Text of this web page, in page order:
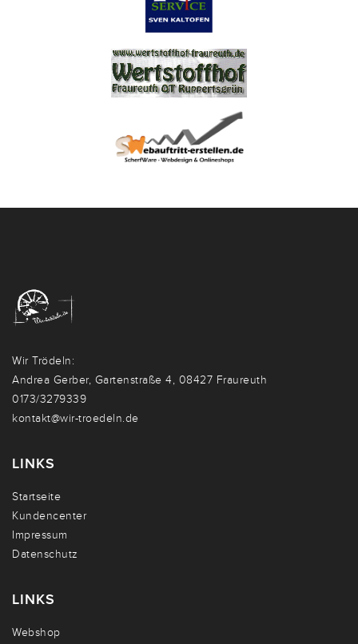
Wir Trödeln:
Andrea Gerber, Gartenstraße 4, 08427 Fraureuth
0173/3279339
kontakt@wir-troedeln.de
LINKS
Startseite
Kundencenter
Impressum
Datenschutz
LINKS
Webshop